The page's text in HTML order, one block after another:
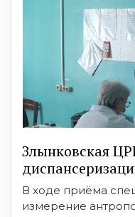
Злынковская
В ходе приёма
измерение